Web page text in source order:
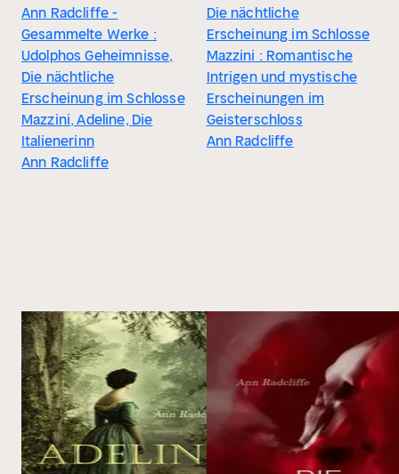
Ann Radcliffe -
Gesammelte Werke :
Udolphos Geheimnisse,
Die nächtliche
Erscheinung im Schlosse
Mazzini, Adeline, Die
Italienerinn
Ann Radcliffe
Die nächtliche
Erscheinung im Schlosse
Mazzini : Romantische
Intrigen und mystische
Erscheinungen im
Geisterschloss
Ann Radcliffe